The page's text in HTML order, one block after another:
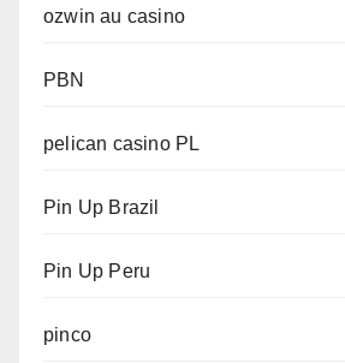
ozwin au casino
PBN
pelican casino PL
Pin Up Brazil
Pin Up Peru
pinco